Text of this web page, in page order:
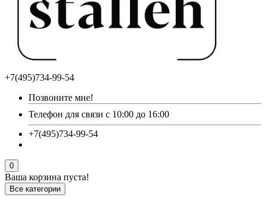
+7(495)734-99-54
Позвоните мне!
Телефон для связи с 10:00 до 16:00
+7(495)734-99-54
0
Ваша корзина пуста!
Все категории